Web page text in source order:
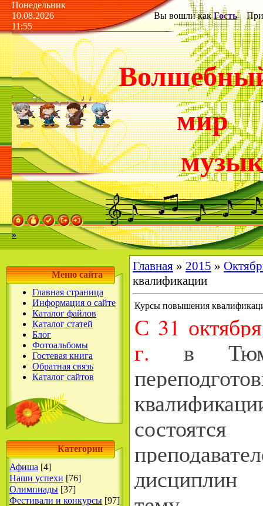
Понедельник
10.08.2026
11:55
Вы вошли как Гость
мир
»
Меню сайта
Главная страница
Информация о сайте
Каталог файлов
Каталог статей
Блог
Фотоальбомы
Гостевая книга
Обратная связь
Каталог сайтов
Категории
Афиша [4]
Наши успехи [76]
Олимпиады [37]
Фестивали и конкурсы [97]
Главная » 2015 »
квалификации
Курсы повышения
С 31
г. в